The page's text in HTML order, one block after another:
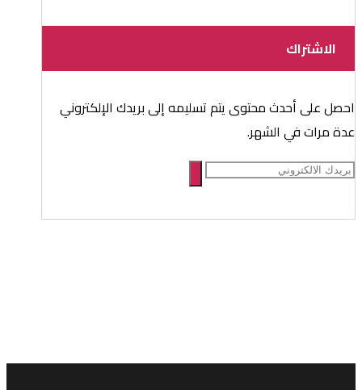
الاشتراك
احصل على أحدث محتوى يتم تسليمه إلى بريدك الإلكتروني
عدة مرات في الشهر.